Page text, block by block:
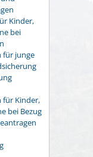
Kinder,
bei
für junge
für Kinder,
bei Bezug